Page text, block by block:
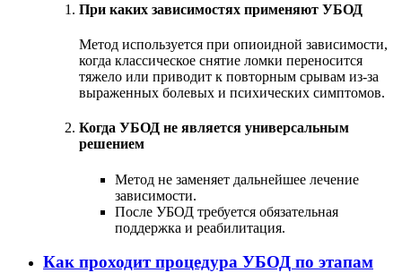
При каких зависимостях применяют УБОД
Метод используется при опиоидной зависимости,
когда классическое снятие ломки переносится
тяжело или приводит к повторным срывам из-за
выраженных болевых и психических симптомов.
Когда УБОД не является универсальным
решением
Метод не заменяет дальнейшее лечение
зависимости.
После УБОД требуется обязательная
поддержка и реабилитация.
Как проходит процедура УБОД по этапам